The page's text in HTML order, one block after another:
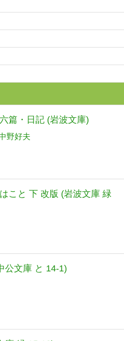
篇・日記 (岩波文庫)
野好夫
こと 下 改版 (岩波文庫 緑
公文庫 と 14-1)